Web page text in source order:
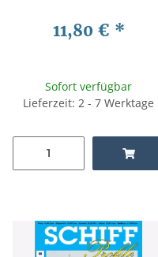
11,80 € *
Sofort verfügbar
Lieferzeit: 2 - 7 Werktage